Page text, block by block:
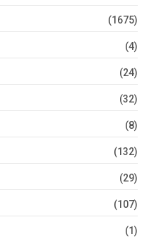
(1675)
(4)
(24)
(32)
(8)
(132)
(29)
(107)
(1)